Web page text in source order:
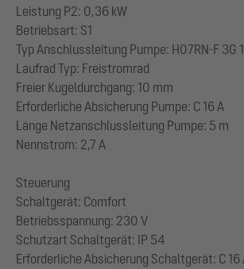
Leistung P2: 0,36 kW
Betriebsart: S1
Typ Anschlussleitung Pumpe: H07RN-F 3G
Laufrad Typ: Freistromrad
Freier Kugeldurchgang: 10 mm
Erforderliche Absicherung Pumpe: C 16 A
Länge Netzanschlussleitung Pumpe: 5 m
Nennstrom: 2,7 A
Steuerung
Schaltgerät: Comfort
Betriebsspannung: 230 V
Schutzart Schaltgerät: IP 54
Erforderliche Absicherung Schaltgerät: C 16